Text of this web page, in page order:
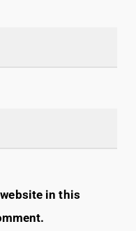
in this